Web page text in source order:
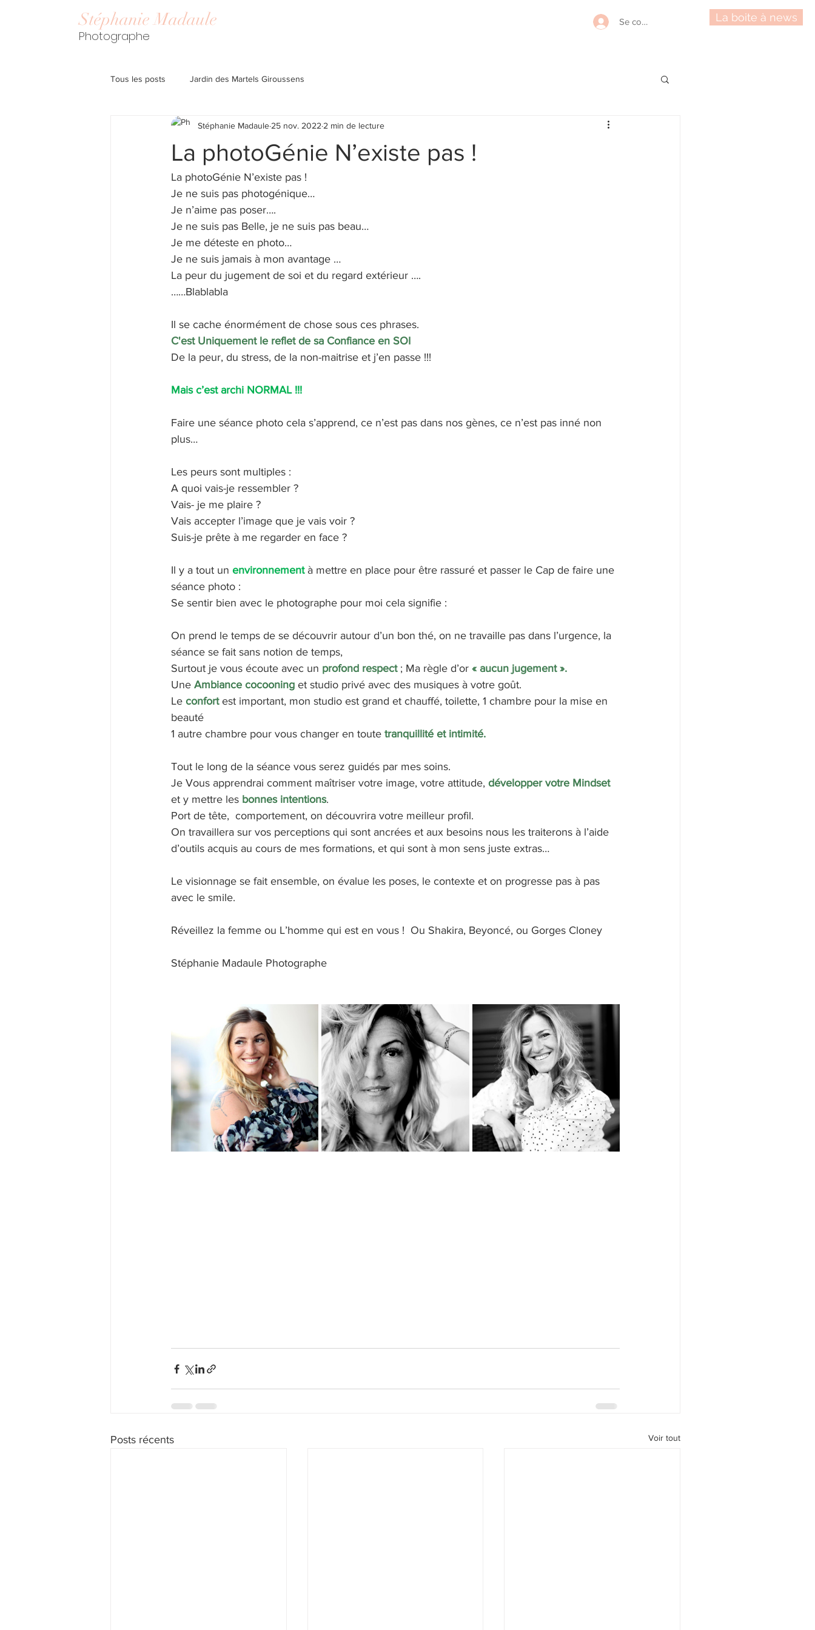
Stéphanie Madaule
Photographe
Se connecter La boite à news
Tous les posts Jardin des Martels Giroussens
La photoGénie N’existe pas !
Stéphanie Madaule 25 nov. 2022 2 min de lecture
La photoGénie N’existe pas !
Je ne suis pas photogénique…
Je n’aime pas poser….
Je ne suis pas Belle, je ne suis pas beau…
Je me déteste en photo…
Je ne suis jamais à mon avantage …
La peur du jugement de soi et du regard extérieur ….
……Blablabla
Il se cache énormément de chose sous ces phrases.
C'est Uniquement le reflet de sa Confiance en SOI
De la peur, du stress, de la non-maitrise et j’en passe !!!
Mais c’est archi NORMAL !!!
Faire une séance photo cela s’apprend, ce n’est pas dans nos gènes, ce n’est pas inné non
plus…
Les peurs sont multiples :
A quoi vais-je ressembler ?
Vais- je me plaire ?
Vais accepter l’image que je vais voir ?
Suis-je prête à me regarder en face ?
Il y a tout un environnement à mettre en place pour être rassuré et passer le Cap de faire une
séance photo :
Se sentir bien avec le photographe pour moi cela signifie :
On prend le temps de se découvrir autour d’un bon thé, on ne travaille pas dans l’urgence, la
séance se fait sans notion de temps,
Surtout je vous écoute avec un profond respect ; Ma règle d’or « aucun jugement ».
Une Ambiance cocooning et studio privé avec des musiques à votre goût.
Le confort est important, mon studio est grand et chauffé, toilette, 1 chambre pour la mise en
beauté
1 autre chambre pour vous changer en toute tranquillité et intimité.
Tout le long de la séance vous serez guidés par mes soins.
Je Vous apprendrai comment maîtriser votre image, votre attitude, développer votre Mindset
et y mettre les bonnes intentions.
Port de tête,  comportement, on découvrira votre meilleur profil.
On travaillera sur vos perceptions qui sont ancrées et aux besoins nous les traiterons à l’aide
d’outils acquis au cours de mes formations, et qui sont à mon sens juste extras…
Le visionnage se fait ensemble, on évalue les poses, le contexte et on progresse pas à pas
avec le smile.
Réveillez la femme ou L’homme qui est en vous !  Ou Shakira, Beyoncé, ou Gorges Cloney
Stéphanie Madaule Photographe
Posts récents Voir tout